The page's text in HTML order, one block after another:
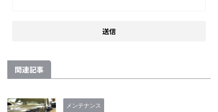
関連記事
メンテナンス